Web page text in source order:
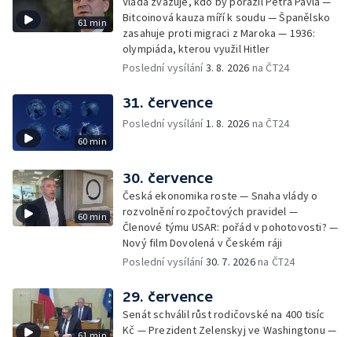
61 min
Bitcoinová kauza míří k soudu — Španělsko
zasahuje proti migraci z Maroka — 1936:
olympiáda, kterou využil Hitler
Poslední vysílání3. 8. 2026 na ČT24
60 min
31. července
Poslední vysílání1. 8. 2026 na ČT24
60 min
30. července
Česká ekonomika roste — Snaha vlády o
rozvolnění rozpočtových pravidel —
Členové týmu USAR: pořád v pohotovosti? —
Nový film Dovolená v Českém ráji
Poslední vysílání30. 7. 2026na ČT24
29. července
Senát schválil růst rodičovské na 400 tisíc
Kč — Prezident Zelenskyj ve Washingtonu —